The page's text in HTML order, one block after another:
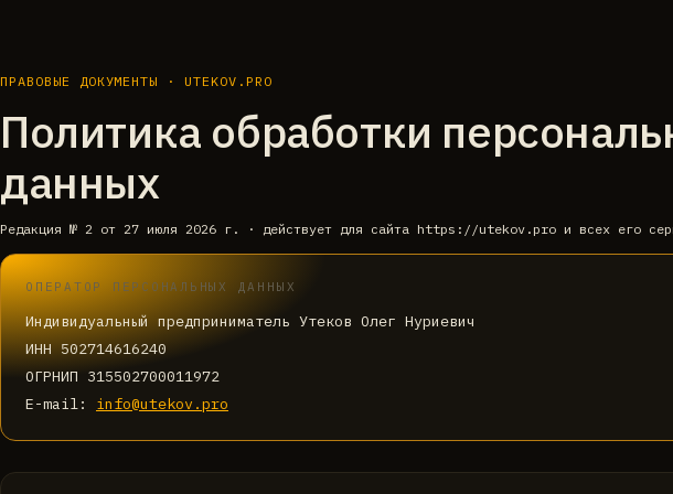
ПРАВОВЫЕ ДОКУМЕНТЫ · UTEKOV.PRO
Политика обработки
данных
Редакция № 2 от 27 июля 2026 г. · действует для сайта https://utekov.pro и всех его
ОПЕРАТОР ПЕРСОНАЛЬНЫХ ДАННЫХ
Индивидуальный предприниматель Утеков Олег Нуриевич
ИНН 502714616240
ОГРНИП 315502700011972
E-mail:
info@utekov.pro